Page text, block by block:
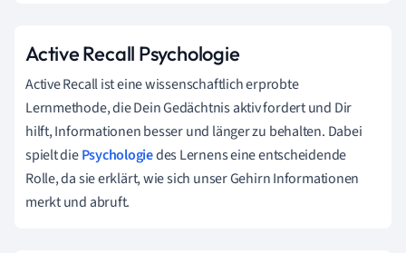
Active Recall Psychologie
Active Recall ist eine wissenschaftlich erprobte
Lernmethode, die Dein Gedächtnis aktiv fordert und Dir
hilft, Informationen besser und länger zu behalten. Dabei
spielt diePsychologiedes Lernens eine entscheidende
Rolle, da sie erklärt, wie sich unser Gehirn Informationen
merkt und abruft.